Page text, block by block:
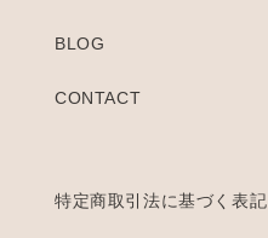
BLOG
CONTACT
特定商取引法に基づく表記